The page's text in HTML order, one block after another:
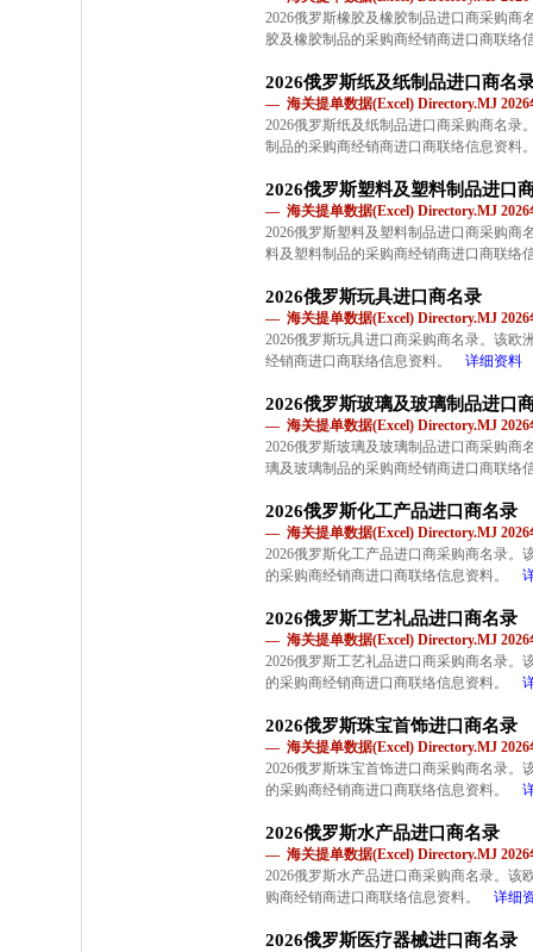
2026俄罗斯橡胶及橡胶制品进口商采购商
胶及橡胶制品的采购商经销商进口商联络
2026俄罗斯纸及纸制品进口商名
— 海关提单数据(Excel) Directory.MJ 2026
2026俄罗斯纸及纸制品进口商采购商名录
制品的采购商经销商进口商联络信息资料
2026俄罗斯塑料及塑料制品进口
— 海关提单数据(Excel) Directory.MJ 2026
2026俄罗斯塑料及塑料制品进口商采购商
料及塑料制品的采购商经销商进口商联络
2026俄罗斯玩具进口商名录
— 海关提单数据(Excel) Directory.MJ 2026
2026俄罗斯玩具进口商采购商名录。该欧
经销商进口商联络信息资料。
详细资料
2026俄罗斯玻璃及玻璃制品进口
— 海关提单数据(Excel) Directory.MJ 2026
2026俄罗斯玻璃及玻璃制品进口商采购商
璃及玻璃制品的采购商经销商进口商联络
2026俄罗斯化工产品进口商名录
— 海关提单数据(Excel) Directory.MJ 2026
2026俄罗斯化工产品进口商采购商名录。
的采购商经销商进口商联络信息资料。
2026俄罗斯工艺礼品进口商名录
— 海关提单数据(Excel) Directory.MJ 2026
2026俄罗斯工艺礼品进口商采购商名录。
的采购商经销商进口商联络信息资料。
2026俄罗斯珠宝首饰进口商名录
— 海关提单数据(Excel) Directory.MJ 2026
2026俄罗斯珠宝首饰进口商采购商名录。
的采购商经销商进口商联络信息资料。
2026俄罗斯水产品进口商名录
— 海关提单数据(Excel) Directory.MJ 2026
2026俄罗斯水产品进口商采购商名录。该
购商经销商进口商联络信息资料。
详细
2026俄罗斯医疗器械进口商名录